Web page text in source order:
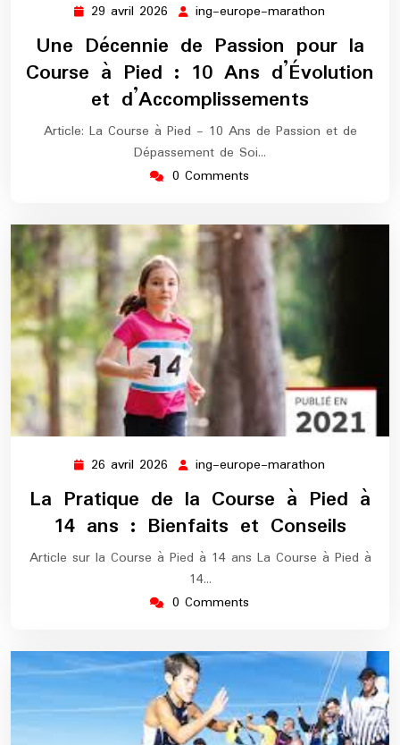
29 avril 2026 29
avril
2026
ing-europe-marathon
europe-
marathon
Une Décennie de Passion pour la
Course à Pied : 10 Ans d’Évolution
et d’Accomplissements
Article: La Course à Pied - 10 Ans de Passion et de
Dépassement de Soi…
0 Comments
26 avril 2026 26
avril
2026
ing-europe-marathon
europe-
marathon
La Pratique de la Course à Pied à
14 ans : Bienfaits et Conseils
Article sur la Course à Pied à 14 ans La Course à Pied à
14…
0 Comments